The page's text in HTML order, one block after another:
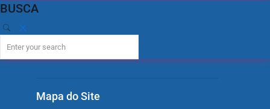
BUSCA
Mapa do Site